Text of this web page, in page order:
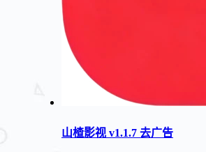
山楂影视 v1.1.7 去广告